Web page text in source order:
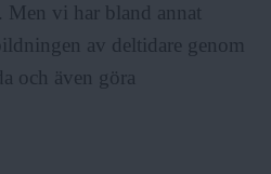
Men vi har bland annat
av deltidare genom
och även göra